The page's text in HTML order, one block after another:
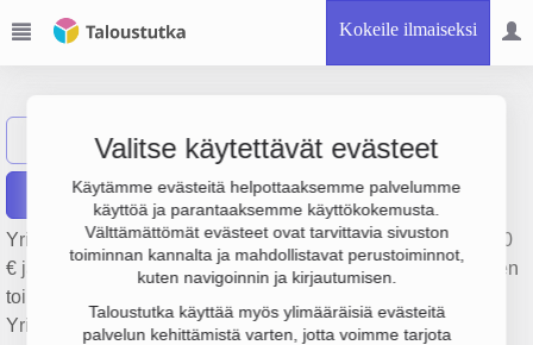
Kokeile ilmaiseksi
Valitse käytettävät evästeet
Käytämme evästeitä helpottaaksemme palvelumme
käyttöä ja parantaaksemme käyttökokemusta.
Välttämättömät evästeet ovat tarvittavia sivuston
toiminnan kannalta ja mahdollistavat perustoiminnot,
kuten navigoinnin ja kirjautumisen.
Taloustutka käyttää myös ylimääräisiä evästeitä
palvelun kehittämistä varten, jotta voimme tarjota
Näytä haku Golfpassi Oy
Raportit
Yrityksen Golfpassi Oy liikevaihto on 6.7 milj. €, tulos 28 000
€ ja henkilöstömäärä 5. Sen päätoimiala on Matkatoimistojen
toiminta, perustamisvuosi 2008 ja sijainti Sastamala.
Yrityksen yhtiömuoto Osakeyhtiö (OY).